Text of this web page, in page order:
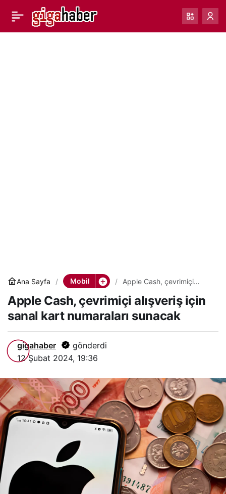
Ana Sayfa Mobil
Apple Cash, çevrimiçi
numaraları sunacak
Apple Cash, çevrimiçi alışveriş için
sanal kart numaraları sunacak
gigahaber
gönderdi
12 Şubat 2024, 19:36
Apple Cash, çevrimiçi